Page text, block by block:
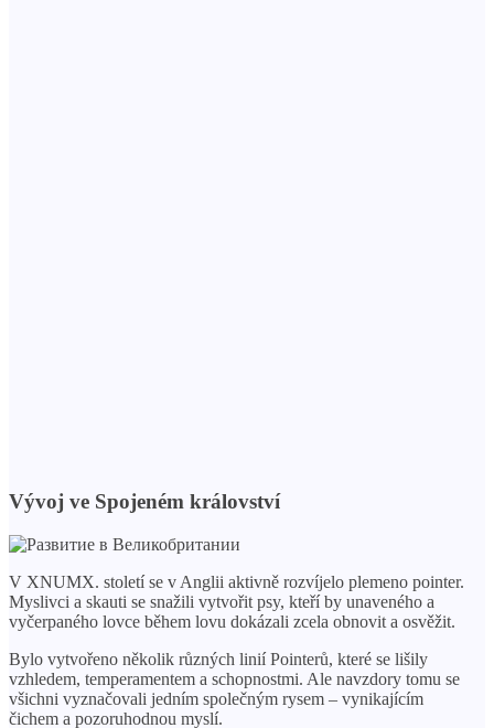
Vývoj ve Spojeném království
V XNUMX. století se v Anglii aktivně rozvíjelo plemeno pointer.
Myslivci a skauti se snažili vytvořit psy, kteří by unaveného a
vyčerpaného lovce během lovu dokázali zcela obnovit a osvěžit.
Bylo vytvořeno několik různých linií Pointerů, které se lišily
vzhledem, temperamentem a schopnostmi. Ale navzdory tomu se
všichni vyznačovali jedním společným rysem – vynikajícím
čichem a pozoruhodnou myslí.